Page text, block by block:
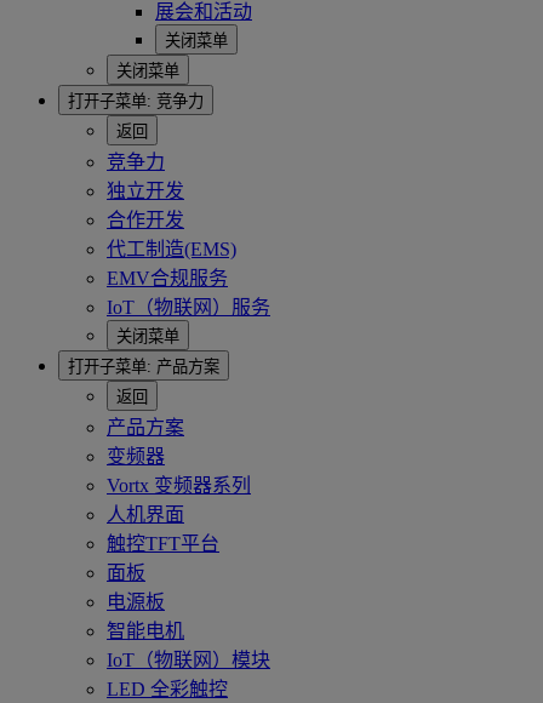
展会和活动
关闭菜单
关闭菜单
打开子菜单: 竞争力
返回
竞争力
独立开发
合作开发
代工制造(EMS)
EMV合规服务
IoT（物联网）服务
关闭菜单
打开子菜单: 产品方案
返回
产品方案
变频器
Vortx 变频器系列
人机界面
触控TFT平台
面板
电源板
智能电机
IoT（物联网）模块
LED 全彩触控